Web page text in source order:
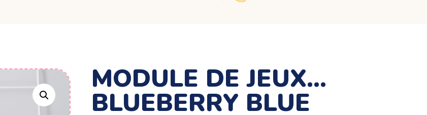
MODULE DE JEUX…
BLUEBERRY BLUE